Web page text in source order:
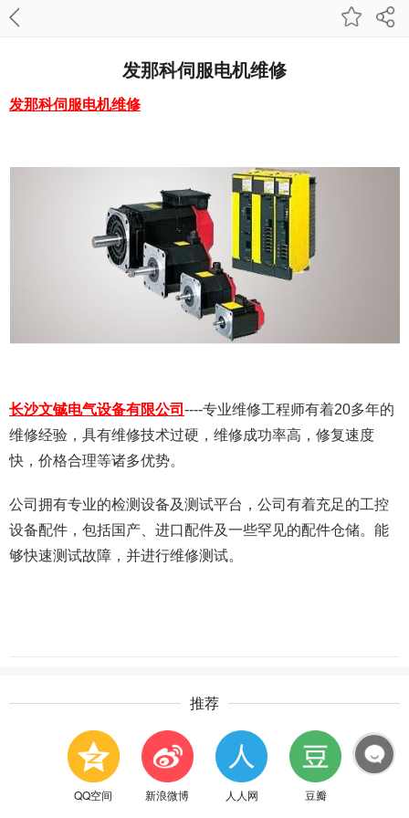
发那科伺服电机维修
发那科伺服电机维修
长沙文铖电气设备有限公司 ----专业维修工程师有着20多年的
维修经验，具有维修技术过硬，维修成功率高，修复速度
快，价格合理等诸多优势。
公司拥有专业的检测设备及测试平台，公司有着充足的工控
设备配件，包括国产、进口配件及一些罕见的配件仓储。能
够快速测试故障，并进行维修测试。
推荐
QQ空间 新浪微博 人人网 豆瓣